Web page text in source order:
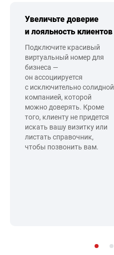
Увеличьте доверие
и лояльность клиентов
Подключите красивый
виртуальный номер для
бизнеса —
он ассоциируется
с исключительно солидной
компанией, которой
можно доверять. Кроме
того, клиенту не придется
искать вашу визитку или
листать справочник,
чтобы позвонить вам.